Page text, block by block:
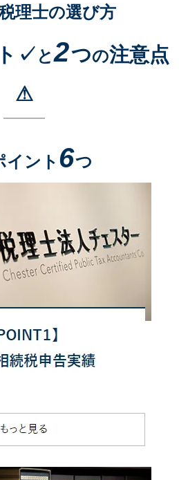
理士の選び方
✓ と2つの注意点
⚠
イント 6つ